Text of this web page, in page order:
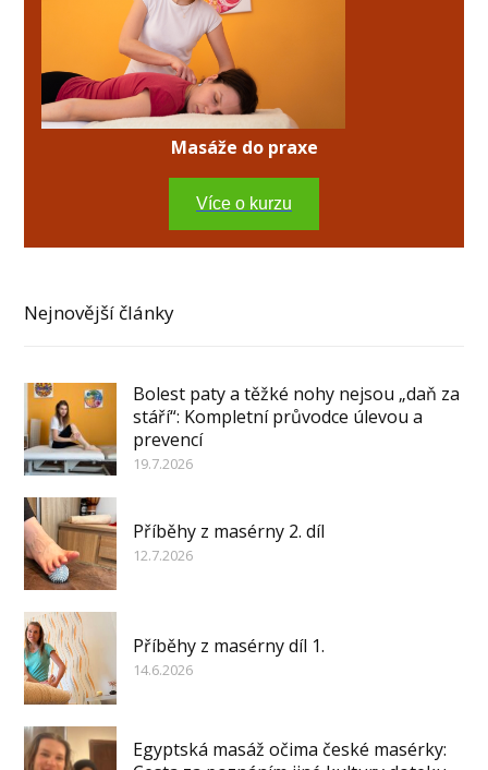
Masáže do praxe
Více o kurzu
Nejnovější články
Bolest paty a těžké nohy nejsou „daň za
stáří“: Kompletní průvodce úlevou a
prevencí
19.7.2026
Příběhy z masérny 2. díl
12.7.2026
Příběhy z masérny díl 1.
14.6.2026
Egyptská masáž očima české masérky: